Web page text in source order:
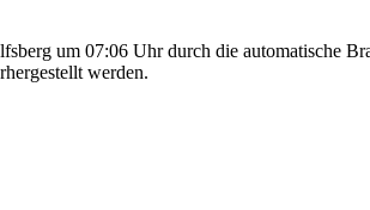
um 07:06 Uhr durch die automatische
werden.